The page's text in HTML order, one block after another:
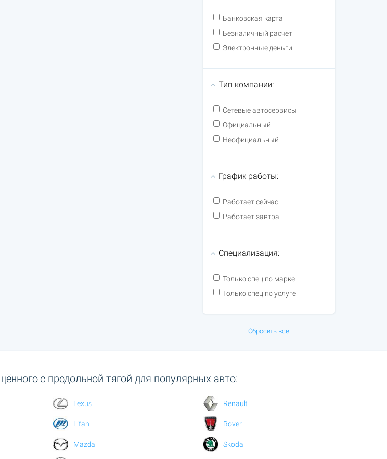
Банковская карта
Безналичный расчёт
Электронные деньги
Тип компании:
Сетевые автосервисы
Официальный
Неофициальный
График работы:
Работает сейчас
Работает завтра
Специализация:
Только спец по марке
Только спец по услуге
Сбросить все
с продольной тягой для популярных авто:
Lexus
Lifan
Mazda
Renault
Rover
Skoda